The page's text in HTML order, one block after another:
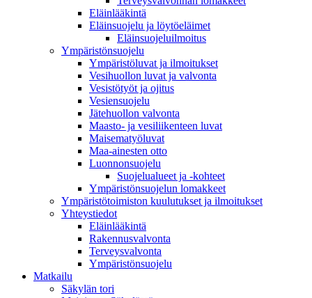
Eläinlääkintä
Eläinsuojelu ja löytöeläimet
Eläinsuojeluilmoitus
Ympäristönsuojelu
Ympäristöluvat ja ilmoitukset
Vesihuollon luvat ja valvonta
Vesistötyöt ja ojitus
Vesiensuojelu
Jätehuollon valvonta
Maasto- ja vesiliikenteen luvat
Maisematyöluvat
Maa-ainesten otto
Luonnonsuojelu
Suojelualueet ja -kohteet
Ympäristönsuojelun lomakkeet
Ympäristötoimiston kuulutukset ja ilmoitukset
Yhteystiedot
Eläinlääkintä
Rakennusvalvonta
Terveysvalvonta
Ympäristönsuojelu
Mat­kailu
Säkylän tori